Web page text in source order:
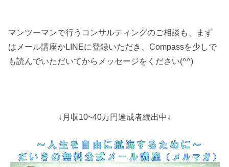
マンツーマンで行うコンサルティングのご相談も、まず
はメール講座かLINEに登録いただき、Compassを少しで
も読んでいただいてからメッセージをください(^^)
↓月収10~40万円達成者続出中↓